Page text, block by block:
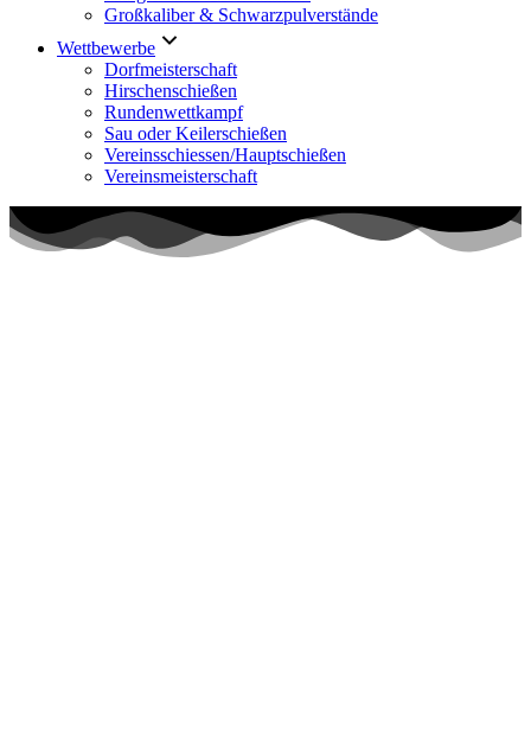
Großkaliber & Schwarzpulverstände
Wettbewerbe
Dorfmeisterschaft
Hirschenschießen
Rundenwettkampf
Sau oder Keilerschießen
Vereinsschiessen/Hauptschießen
Vereinsmeisterschaft